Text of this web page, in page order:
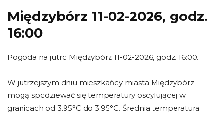
Międzybórz 11-02-2026, godz.
16:00
Pogoda na jutro Międzybórz 11-02-2026, godz. 16:00.
W jutrzejszym dniu mieszkańcy miasta Międzybórz
mogą spodziewać się temperatury oscylującej w
granicach od 3.95°C do 3.95°C. Średnia temperatura